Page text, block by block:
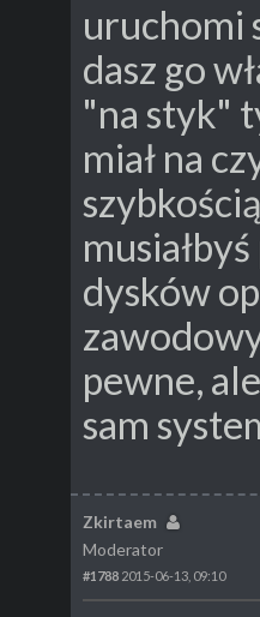
uruchomi
dasz go
"na styk"
miał na
dysków
pewne,
sam
Zkirtaem
Moderator
#1788 2015-06-13, 09:10